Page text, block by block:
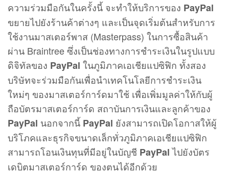
ความร่วมมือกันในครั้งนี้ จะทำให้บริการของ PayPal
ขยายไปยังร้านค้าต่างๆ และเป็นจุดเริ่มต้นสำหรับการ
ใช้งานมาสเตอร์พาส (Masterpass) ในการซื้อสินค้า
ผ่าน Braintree ซึ่งเป็นช่องทางการชำระเงินในรูปแบบ
ดิจิทัลของ PayPal ในภูมิภาคเอเชียแปซิฟิก ทั้งสอง
บริษัทจะร่วมมือกันเพื่อนำเทคโนโลยีการชำระเงิน
ใหม่ๆ ของมาสเตอร์การ์ดมาใช้ เพื่อเพิ่มมูลค่าให้กับผู้
ถือบัตรมาสเตอร์การ์ด สถาบันการเงินและลูกค้าของ
PayPal นอกจากนี้ PayPal ยังสามารถเปิดโอกาสให้ผู้
บริโภคและธุรกิจขนาดเล็กทั่วภูมิภาคเอเชียแปซิฟิก
สามารถโอนเงินทุนที่มีอยู่ในบัญชี PayPalไปยังบัตร
เดบิตมาสเตอร์การ์ด ของตนได้อีกด้วย